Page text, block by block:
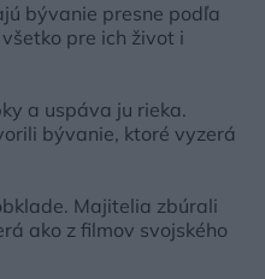
bývanie presne podľa
pre ich život i
a uspáva ju rieka.
bývanie, ktoré vyzerá
Majitelia zbúrali
ako z filmov svojského